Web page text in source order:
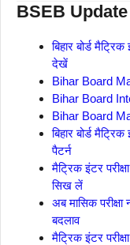
BSEB Update
बिहार बोर्ड
देखें
Bihar Board
Bihar Board
Bihar Board
बिहार बोर्ड
पैटर्न
मैट्रिक इंटर
सिख लें
अब मासिक परीक्षा
बदलाव
मैट्रिक इंटर